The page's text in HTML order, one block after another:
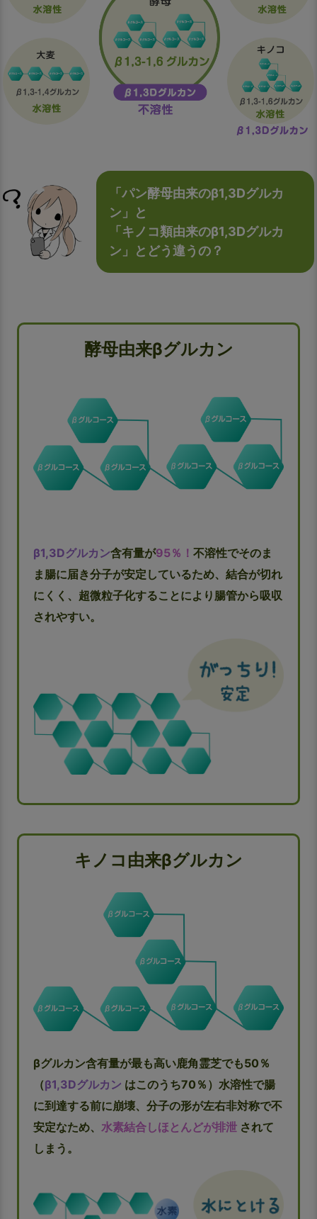
「パン酵母由来のβ1,3Dグルカ
ン」と
「キノコ類由来のβ1,3Dグルカ
ン」とどう違うの？
酵母由来βグルカン
β1,3Dグルカン含有量が95％！不溶性でそのま
ま腸に届き分子が安定しているため、結合が切れ
にくく、超微粒子化することにより腸管から吸収
されやすい。
キノコ由来βグルカン
βグルカン含有量が最も高い鹿角霊芝でも50％
（β1,3Dグルカン はこのうち70％）水溶性で腸
に到達する前に崩壊、分子の形が左右非対称で不
安定なため、水素結合しほとんどが排泄 されて
しまう。